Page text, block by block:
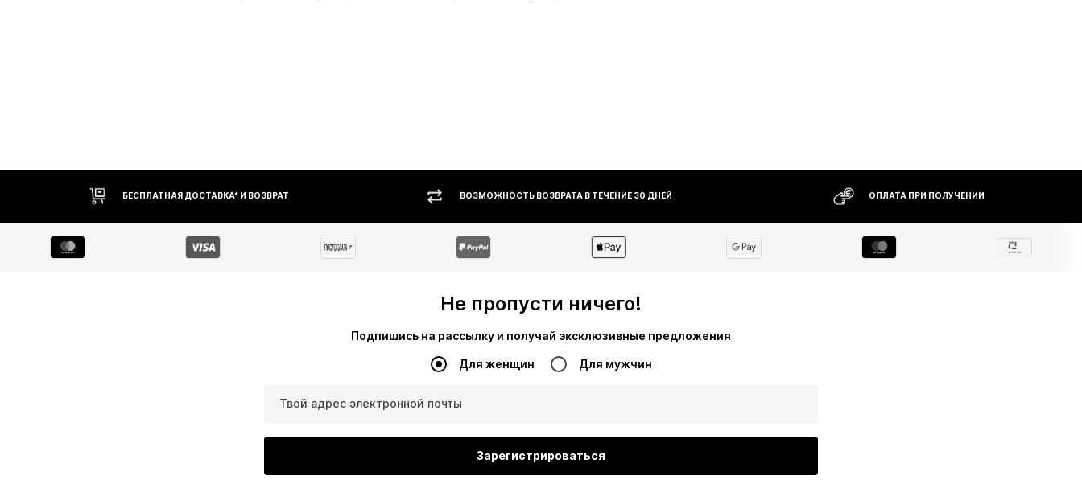
БЕСПЛАТНАЯ ДОСТАВКА* И ВОЗВРАТ ВОЗМОЖНОСТЬ ВОЗВРАТА В ТЕЧЕНИЕ 30 ДНЕЙ ОПЛАТА ПРИ ПОЛУЧЕНИИ
Не пропусти ничего!
Подпишись на рассылку и получай эксклюзивные предложения
Для женщин Для мужчин
Твой адрес электронной почты
Зарегистрироваться